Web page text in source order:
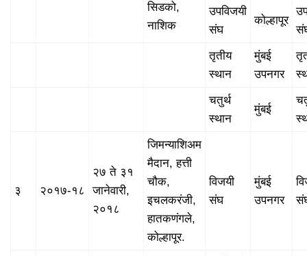
सिडको,
नाशिक
उपविजयी
संघ
कोल्हापूर
तृतीय
स्थान
मुंबई
उपनगर
चतुर्थ
स्थान
मुंबई
३ २०१७-१८
२७ ते ३१
जानेवारी,
२०१८
जिमन्याशिअम
मैदान, हत्ती
चौक,
इचलकरंजी,
हातकणंगले,
कोल्हापूर.
विजयी
संघ
मुंबई
उपनगर